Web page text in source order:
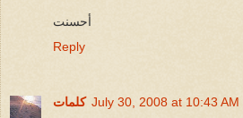
أحسنت
Reply
كلمات July 30, 2008 at 10:43 AM